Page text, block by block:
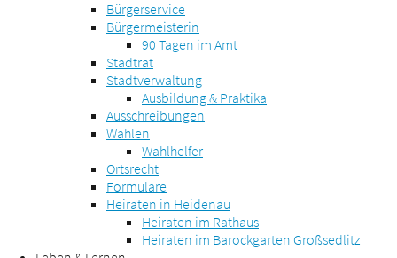
Bürgerservice
Bürgermeisterin
90 Tagen im Amt
Stadtrat
Stadtverwaltung
Ausbildung & Praktika
Ausschreibungen
Wahlen
Wahlhelfer
Ortsrecht
Formulare
Heiraten in Heidenau
Heiraten im Rathaus
Heiraten im Barockgarten Großsedlitz